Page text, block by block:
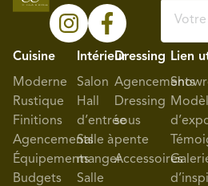
Cuisine
Moderne
Rustique
Finitions
Agencements
Équipements
Budgets
Intérieur
Salon
Hall
d’entrée
Salle à
manger
Salle
Dressing
Agencements
Dressing
sous
pente
Accessoires
Lien